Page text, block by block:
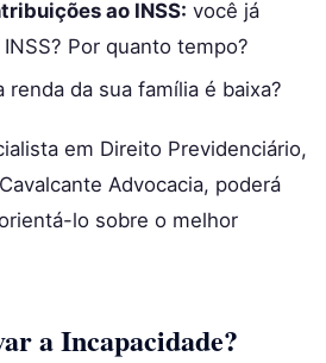
ao INSS: você já
Por quanto tempo?
renda da sua família é baixa?
em Direito Previdenciário,
Advocacia, poderá
lo sobre o melhor
a Incapacidade?